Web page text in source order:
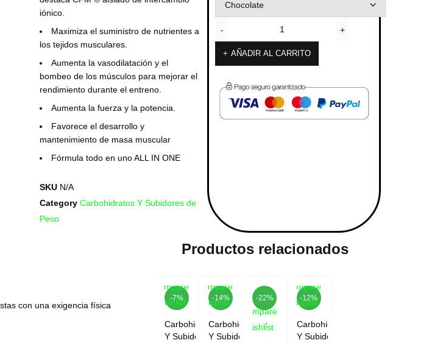
iónico.
Maximiza el suministro de nutrientes a
los tejidos musculares.
Aumenta la vasodilatación y el
bombeo de los músculos para mejorar el
rendimiento durante el entreno.
Aumenta la fuerza y la potencia.
Favorece el desarrollo y
mantenimiento de masa muscular
Fórmula todo en uno ALL IN ONE
SKU N/A
Category Carbohidratos Y Subidores de
Peso
AÑADIR AL CARRITO
con una exigencia física
Productos relacionados
-7%
Compare
Wishlist
Carbohidratos
Y Subidores
-14%
Compare
Wishlist
Carbohidratos
Y Subidores
-22%
Compare
Wishlist
-12%
Compare
Wishlist
Carbohidratos
Y Subidores